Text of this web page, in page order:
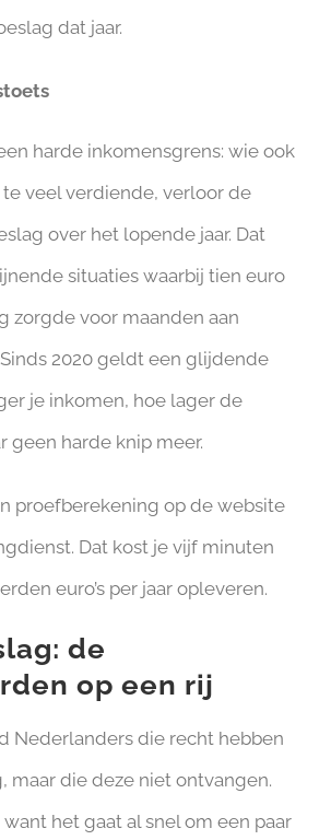
dat jaar.
harde inkomensgrens: wie ook
te veel verdiende, verloor de
over het lopende jaar. Dat
situaties waarbij tien euro
zorgde voor maanden aan
2020 geldt een glijdende
je inkomen, hoe lager de
geen harde knip meer.
proefberekening op de website
Dat kost je vijf minuten
euro’s per jaar opleveren.
de
op een rij
Nederlanders die recht hebben
maar die deze niet ontvangen.
het gaat al snel om een paar